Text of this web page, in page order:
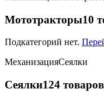
Мототракторы10
Подкатегорий нет.
МеханизацияСеялки
Сеялки124 товаров